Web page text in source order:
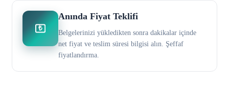
₺
Anında Fiyat Teklifi
Belgelerinizi yükledikten sonra dakikalar içinde
net fiyat ve teslim süresi bilgisi alın. Şeffaf
fiyatlandırma.